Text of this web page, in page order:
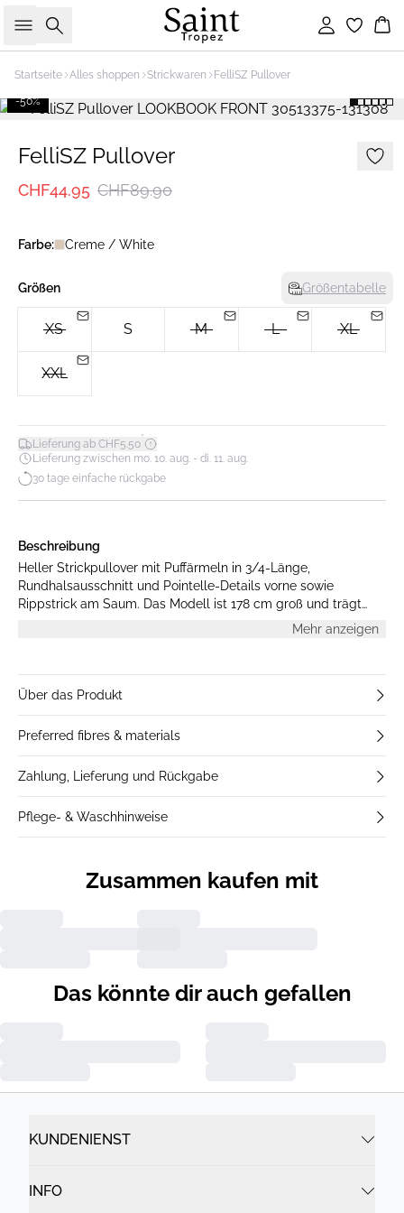
Suche Einloggen
Startseite Alles shoppen Strickwaren FelliSZ Pullover
-50%
FelliSZ Pullover
CHF44.95 CHF89.90
Farbe: Creme / White
Größen Größentabelle
XS S M L XL
XXL
Lieferung ab CHF5.50*
Lieferung zwischen mo. 10. aug. - di. 11. aug.
30 tage einfache rückgabe
Beschreibung
Heller Strickpullover mit Puffärmeln in 3/4-Länge,
Rundhalsausschnitt und Pointelle-Details vorne sowie
Rippstrick am Saum. Das Modell ist 178 cm groß und trägt
Mehr anzeigen
Über das Produkt
Preferred fibres & materials
Zahlung, Lieferung und Rückgabe
Pflege- & Waschhinweise
Zusammen kaufen mit
Das könnte dir auch gefallen
KUNDENIENST
INFO